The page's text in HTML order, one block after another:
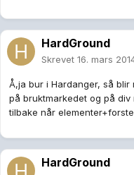
HardGround
Skrevet 16. mars
Å,ja bur i Hardanger, så
på bruktmarkedet og på div
tilbake når
HardGround